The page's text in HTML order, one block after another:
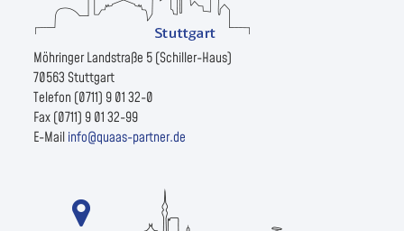
Möhringer Landstraße 5 (Schiller-Haus)
70563 Stuttgart
Telefon (0711) 9 01 32-0
Fax (0711) 9 01 32-99
E-Mailinfo@quaas-partner.de